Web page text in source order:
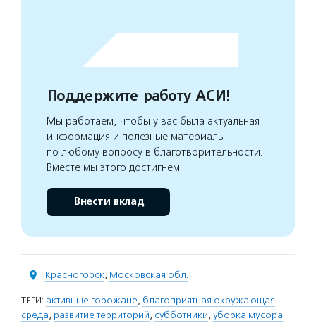
Поддержите работу АСИ!
Мы работаем, чтобы у вас была актуальная
информация и полезные материалы
по любому вопросу в благотворительности.
Вместе мы этого достигнем
Внести вклад
Красногорск, Московская обл.
ТЕГИ: активные горожане, благоприятная окружающая
среда, развитие территорий, субботники, уборка мусора